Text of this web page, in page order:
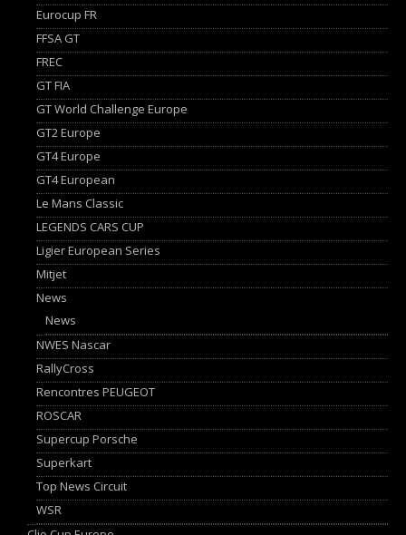
Eurocup FR
FFSA GT
FREC
GT FIA
GT World Challenge Europe
GT2 Europe
GT4 Europe
GT4 European
Le Mans Classic
LEGENDS CARS CUP
Ligier European Series
Mitjet
News
News
NWES Nascar
RallyCross
Rencontres PEUGEOT
ROSCAR
Supercup Porsche
Superkart
Top News Circuit
WSR